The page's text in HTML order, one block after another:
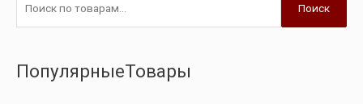
Поиск
ПопулярныеТовары